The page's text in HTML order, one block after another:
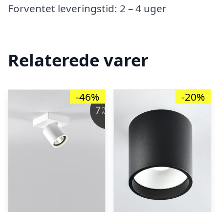
Forventet leveringstid: 2 – 4 uger
Relaterede varer
-46% -20%